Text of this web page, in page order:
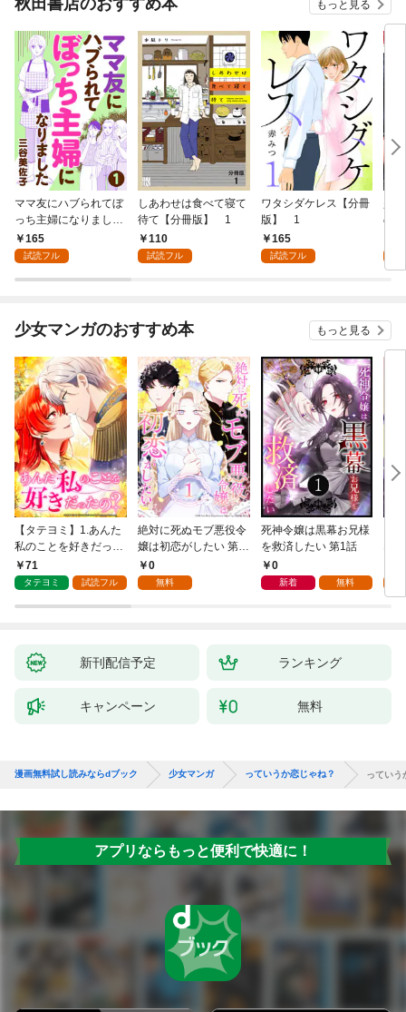
秋田書店のおすすめ本 もっと見る
ママ友にハブられてぼ
っち主婦になりました
【分冊版】 1
165
試読フル
しあわせは食べて寝て
待て【分冊版】 1
110
試読フル
ワタシダケレス【分冊
版】 1
165
試読フル
の
少女マンガのおすすめ本 もっと見る
【タテヨミ】1.あんた
私のことを好きだった
の？
71
タテヨミ 試読フル
絶対に死ぬモブ悪役令
嬢は初恋がしたい 第1
話0
無料
死神令嬢は黒幕お兄様
を救済したい 第1話
0
新着 無料
な
新刊配信予定 ランキング
キャンペーン 無料
漫画無料試し読みならdブック 少女マンガ っていうか恋じゃね？ ってい
アプリならもっと便利で快適に！